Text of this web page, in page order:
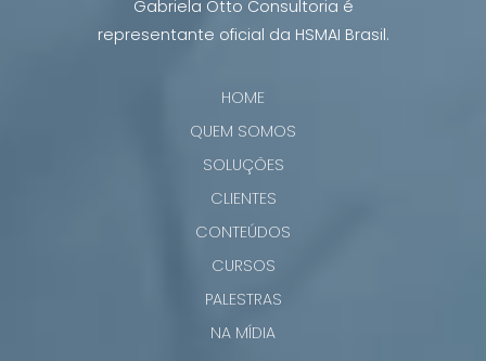
Gabriela Otto Consultoria é
representante oficial da HSMAI Brasil.
HOME
QUEM SOMOS
SOLUÇÕES
CLIENTES
CONTEÚDOS
CURSOS
PALESTRAS
NA MÍDIA